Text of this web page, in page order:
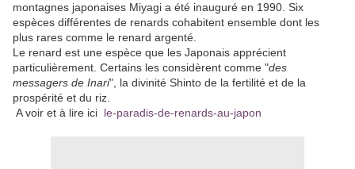
montagnes japonaises Miyagi a été inauguré en 1990. Six
espèces différentes de renards cohabitent ensemble dont les
plus rares comme le renard argenté.
Le renard est une espèce que les Japonais apprécient
particulièrement. Certains les considèrent comme "des
messagers de Inari", la divinité Shinto de la fertilité et de la
prospérité et du riz.
A voir et à lire ici le-paradis-de-renards-au-japon